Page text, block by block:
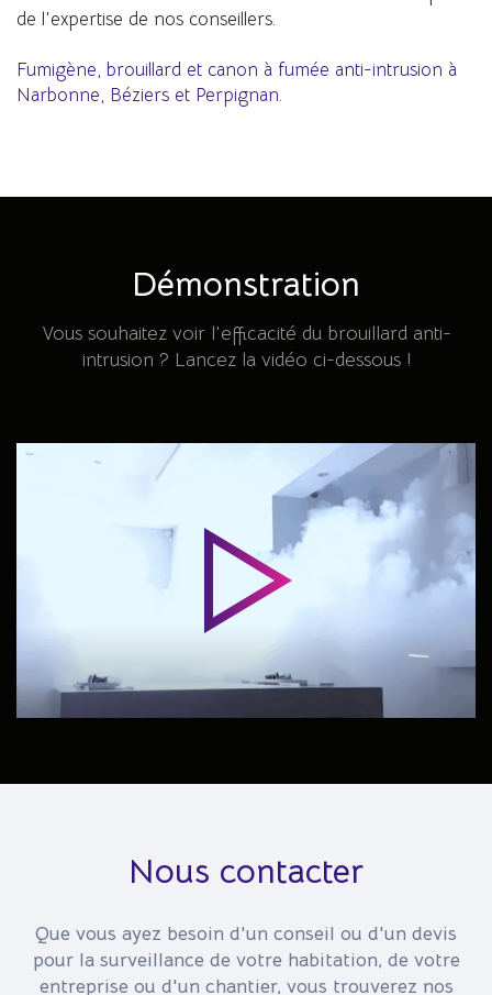
de l'expertise de nos conseillers.
Fumigène, brouillard et canon à fumée anti-intrusion à
Narbonne, Béziers et Perpignan.
Démonstration
Vous souhaitez voir l'efficacité du brouillard anti-
intrusion ? Lancez la vidéo ci-dessous !
Nous contacter
Que vous ayez besoin d'un conseil ou d'un devis
pour la surveillance de votre habitation, de votre
entreprise ou d'un chantier, vous trouverez nos